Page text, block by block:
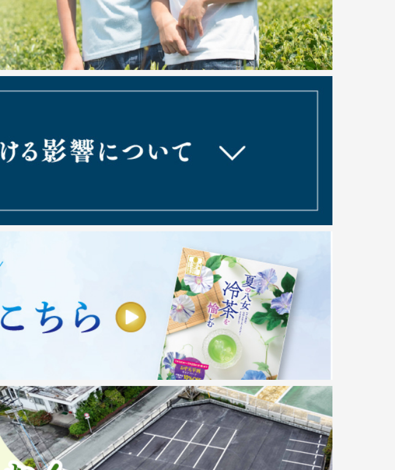
ｇ2本セット」を紹介していただきました。ありがとうございます。
詳細はこちら→https://osusume.mynavi.jp/articles/2454/
八女市内にあるNIPPONIA HOTEL八女福島 商家町 様から八女茶工場見
学のご案内記事を掲載していただきました。
新聞記事にしていただきありがとうございます。
日本食品海外プロモーションセンター（JFOODO）
また雑誌「Pen」の電子版にも掲載されることとなりました。
当店で販売しております「八女茶の茶そば」
★2024年1月10日NHK番組「ロクいち！福岡」
NHK「ニュース845福岡」で紹介されました★
https://www.yame-tea.jp/item/tea027/
この度、当店の求人・採用動画をモトムット様に作成いただきました。
当店の求人動画フルバージョンはこちらからご覧いただけます。
■モトムット採用ムービー「やすらぎ香る人」
https://youtu.be/4j3C_ohevug?si=qDgwUSQSs_flM605
当店のYoutubeチャンネルでもショート動画で公開しております。
こちらもぜひご覧ください。